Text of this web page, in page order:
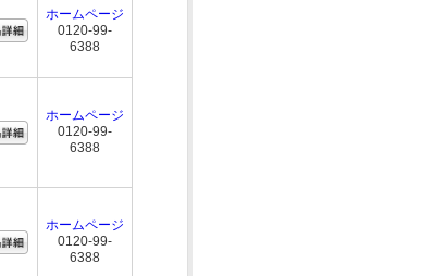
ホームページ
0120-99-
6388
ホームページ
0120-99-
6388
ホームページ
0120-99-
6388